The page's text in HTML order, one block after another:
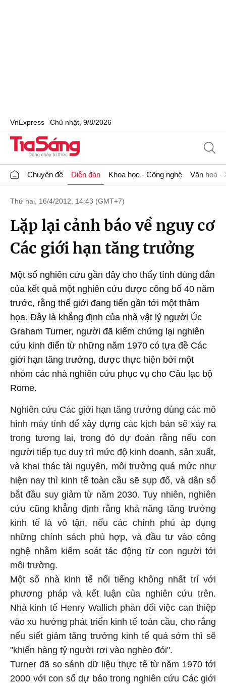
VnExpress Chủ nhật, 9/8/2026
Chuyên đề Diễn đàn Khoa học - Công nghệ Văn hoá -
Thứ hai, 16/4/2012, 14:43 (GMT+7)
Lặp lại cảnh báo về nguy cơ
Các giới hạn tăng trưởng
Một số nghiên cứu gần đây cho thấy tính đúng đắn
của kết quả một nghiên cứu được công bố 40 năm
trước, rằng thế giới đang tiến gần tới một thảm
họa. Đây là khẳng định của nhà vật lý người Úc
Graham Turner, người đã kiểm chứng lại nghiên
cứu kinh điển từ những năm 1970 có tựa đề Các
giới hạn tăng trưởng, được thực hiện bởi một
nhóm các nhà nghiên cứu phục vụ cho Câu lạc bộ
Rome.
Nghiên cứu Các giới hạn tăng trưởng dùng các mô
hình máy tính để xây dựng các kịch bản sẽ xảy ra
trong tương lai, trong đó dự đoán rằng nếu con
người tiếp tục duy trì mức độ kinh doanh, sản xuất,
và khai thác tài nguyên, môi trường quá mức như
hiện nay thì kinh tế toàn cầu sẽ sụp đổ, và dân số
bắt đầu suy giảm từ năm 2030. Tuy nhiên, nghiên
cứu cũng khẳng định rằng khả năng tăng trưởng
kinh tế là vô tận, nếu các chính phủ áp dụng
những chính sách phù hợp, và đầu tư vào công
nghệ nhằm kiểm soát tác động từ con người tới
môi trường.
Một số nhà kinh tế nổi tiếng không nhất trí với
phương pháp và kết luận của nghiên cứu trên.
Nhà kinh tế Henry Wallich phản đối việc can thiệp
vào xu hướng phát triển kinh tế toàn cầu, cho rằng
nếu siết giảm tăng trưởng kinh tế quá sớm thì sẽ
"khiến hàng tỷ người rơi vào nghèo đói".
Turner đã so sánh dữ liệu thực tế từ năm 1970 tới
2000 với con số dự báo trong nghiên cứu Các giới